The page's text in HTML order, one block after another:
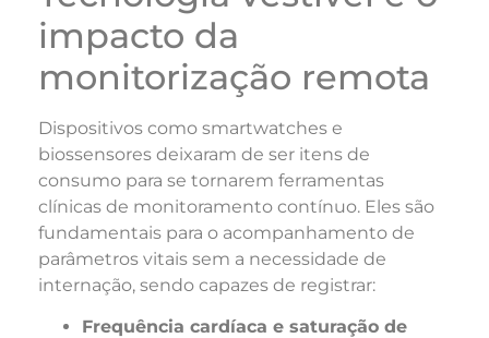
impacto da
monitorização remota
Dispositivos como smartwatches e
biossensores deixaram de ser itens de
consumo para se tornarem ferramentas
clínicas de monitoramento contínuo. Eles são
fundamentais para o acompanhamento de
parâmetros vitais sem a necessidade de
internação, sendo capazes de registrar:
Frequência cardíaca e saturação de